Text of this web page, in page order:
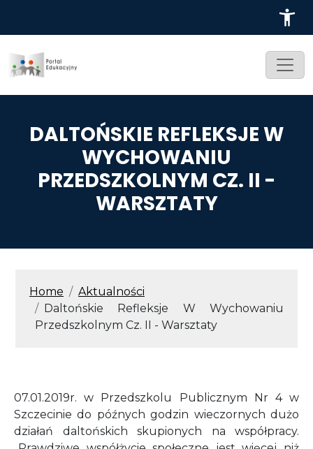
DALTOŃSKIE REFLEKSJE W
WYCHOWANIU
PRZEDSZKOLNYM CZ. II -
WARSZTATY
ŚCIEŻKA NAWIGACYJNA
Home
Aktualności
Daltońskie Refleksje W Wychowaniu
Przedszkolnym Cz. II - Warsztaty
07.01.2019r. w Przedszkolu Publicznym Nr 4 w
Szczecinie do późnych godzin wieczornych dużo
działań daltońskich skupionych na współpracy.